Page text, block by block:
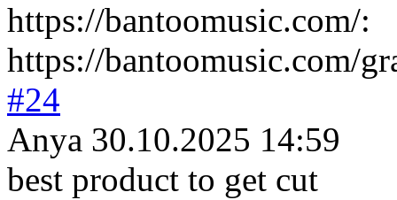
https://bantoomusic.com/:
https://bantoomusic.com/
#24
Anya 30.10.2025 14:59
best product to get cut